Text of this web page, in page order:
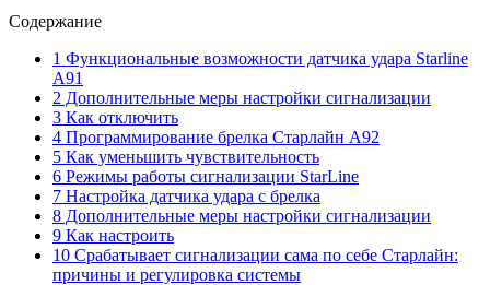
Содержание
1 Функциональные возможности датчика удара Starline
A91
2 Дополнительные меры настройки сигнализации
3 Как отключить
4 Программирование брелка Старлайн А92
5 Как уменьшить чувствительность
6 Режимы работы сигнализации StarLine
7 Настройка датчика удара с брелка
8 Дополнительные меры настройки сигнализации
9 Как настроить
10 Срабатывает сигнализации сама по себе Старлайн:
причины и регулировка системы